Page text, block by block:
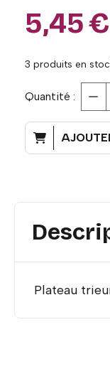
5,45€
3 produits en
Quantité :
Plateau